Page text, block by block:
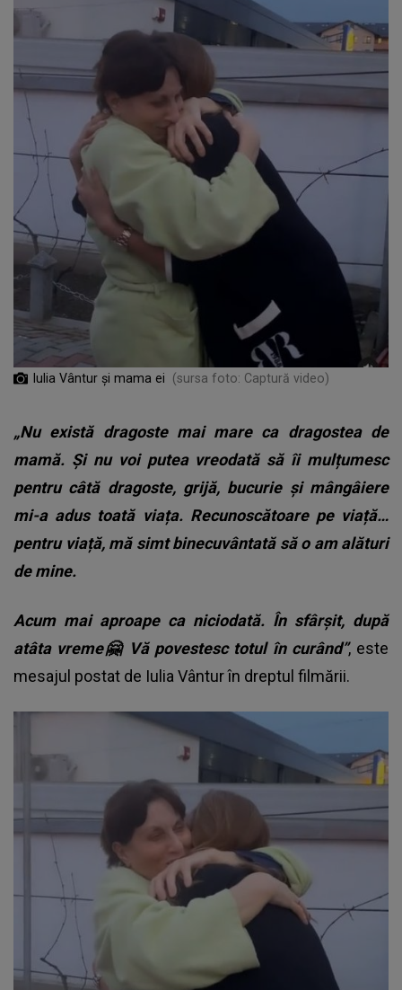
Iulia Vântur și mama ei (sursa foto: Captură video)
„Nu există dragoste mai mare ca dragostea de
mamă. Și nu voi putea vreodată să îi mulțumesc
pentru câtă dragoste, grijă, bucurie și mângâiere
mi-a adus toată viața. Recunoscătoare pe viață…
pentru viață, mă simt binecuvântată să o am alături
de mine.
Acum mai aproape ca niciodată. În sfârșit, după
atâta vreme🤗 Vă povestesc totul în curând”, este
mesajul postat de Iulia Vântur în dreptul filmării.